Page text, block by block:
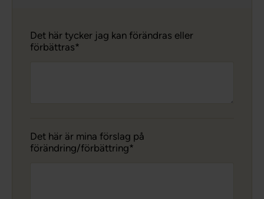
Det här tycker jag kan förändras eller
förbättras
Det här är mina förslag på
förändring/förbättring